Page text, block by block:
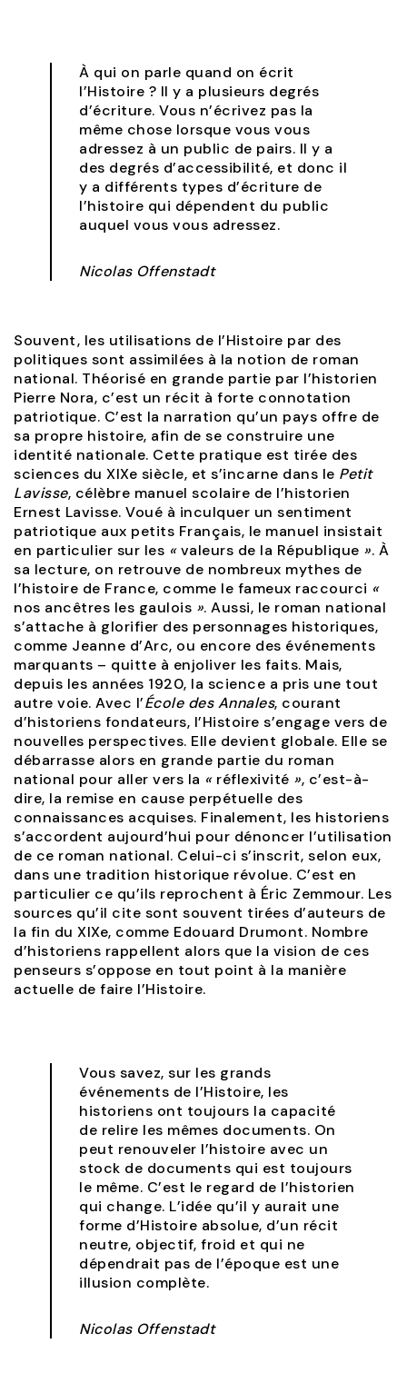
À qui on parle quand on écrit
l’Histoire ? Il y a plusieurs degrés
d’écriture. Vous n’écrivez pas la
même chose lorsque vous vous
adressez à un public de pairs. Il y a
des degrés d’accessibilité, et donc il
y a différents types d’écriture de
l’histoire qui dépendent du public
auquel vous vous adressez.
Nicolas Offenstadt
Souvent, les utilisations de l’Histoire par des
politiques sont assimilées à la notion de roman
national. Théorisé en grande partie par l’historien
Pierre Nora, c’est un récit à forte connotation
patriotique. C’est la narration qu’un pays offre de
sa propre histoire, afin de se construire une
identité nationale. Cette pratique est tirée des
sciences du XIXe siècle, et s’incarne dans le Petit
Lavisse, célèbre manuel scolaire de l’historien
Ernest Lavisse. Voué à inculquer un sentiment
patriotique aux petits Français, le manuel insistait
en particulier sur les «valeurs de la République ». À
sa lecture, on retrouve de nombreux mythes de
l’histoire de France, comme le fameux raccourci «
nos ancêtres les gaulois ». Aussi, le roman national
s’attache à glorifier des personnages historiques,
comme Jeanne d’Arc, ou encore des événements
marquants – quitte à enjoliver les faits. Mais,
depuis les années 1920, la science a pris une tout
autre voie. Avec l’École des Annales, courant
d’historiens fondateurs, l’Histoire s’engage vers de
nouvelles perspectives. Elle devient globale. Elle se
débarrasse alors en grande partie du roman
national pour aller vers la «réflexivité », c’est-à-
dire, la remise en cause perpétuelle des
connaissances acquises. Finalement, les historiens
s’accordent aujourd’hui pour dénoncer l’utilisation
de ce roman national. Celui-ci s’inscrit, selon eux,
dans une tradition historique révolue. C’est en
particulier ce qu’ils reprochent à Éric Zemmour. Les
sources qu’il cite sont souvent tirées d’auteurs de
la fin du XIXe, comme Edouard Drumont. Nombre
d’historiens rappellent alors que la vision de ces
penseurs s’oppose en tout point à la manière
actuelle de faire l’Histoire.
Vous savez, sur les grands
événements de l’Histoire, les
historiens ont toujours la capacité
de relire les mêmes documents. On
peut renouveler l’histoire avec un
stock de documents qui est toujours
le même. C’est le regard de l’historien
qui change. L’idée qu’il y aurait une
forme d’Histoire absolue, d’un récit
neutre, objectif, froid et qui ne
dépendrait pas de l’époque est une
illusion complète.
Nicolas Offenstadt